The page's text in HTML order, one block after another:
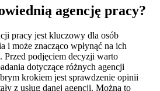
agencję pracy?
pracy jest kluczowy dla osób
i może znacząco wpłynąć na ich
Przed podjęciem decyzji warto
dotyczące różnych agencji
krokiem jest sprawdzenie opinii
z usług danej agencji. Można to